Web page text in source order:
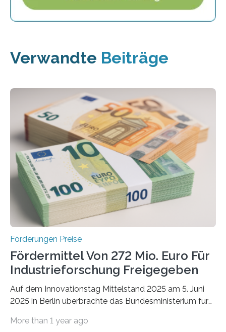
Verwandte Beiträge
Förderungen Preise
Fördermittel Von 272 Mio. Euro Für
Industrieforschung Freigegeben
Auf dem Innovationstag Mittelstand 2025 am 5. Juni
2025 in Berlin überbrachte das Bundesministerium für
Überplanmäßige Verpflichtungsermächtigungen in
More than 1 year ago